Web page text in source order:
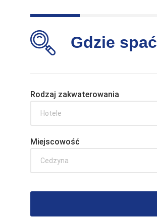
Gdzie spać
Rodzaj zakwaterowania
Hotele
Miejscowość